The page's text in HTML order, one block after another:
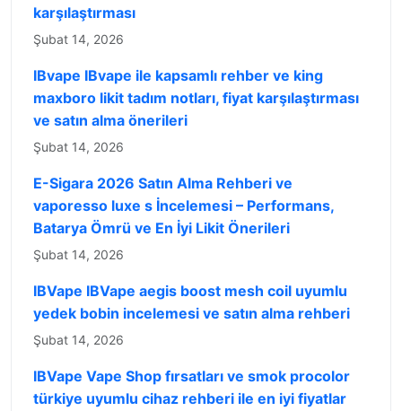
karşılaştırması
Şubat 14, 2026
IBvape IBvape ile kapsamlı rehber ve king
maxboro likit tadım notları, fiyat karşılaştırması
ve satın alma önerileri
Şubat 14, 2026
E-Sigara 2026 Satın Alma Rehberi ve
vaporesso luxe s İncelemesi – Performans,
Batarya Ömrü ve En İyi Likit Önerileri
Şubat 14, 2026
IBVape IBVape aegis boost mesh coil uyumlu
yedek bobin incelemesi ve satın alma rehberi
Şubat 14, 2026
IBVape Vape Shop fırsatları ve smok procolor
türkiye uyumlu cihaz rehberi ile en iyi fiyatlar